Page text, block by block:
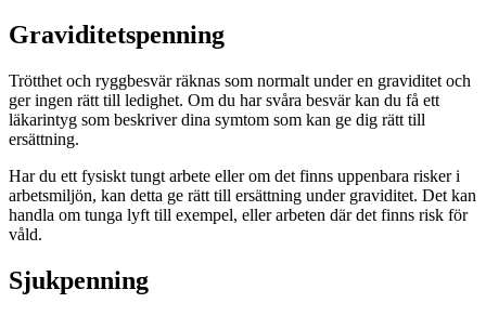
Graviditetspenning
Trötthet och ryggbesvär räknas som normalt under en graviditet och
ger ingen rätt till ledighet. Om du har svåra besvär kan du få ett
läkarintyg som beskriver dina symtom som kan ge dig rätt till
ersättning.
Har du ett fysiskt tungt arbete eller om det finns uppenbara risker i
arbetsmiljön, kan detta ge rätt till ersättning under graviditet. Det kan
handla om tunga lyft till exempel, eller arbeten där det finns risk för
våld.
Sjukpenning